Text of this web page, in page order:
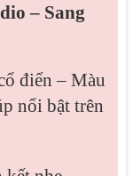
– Sang
điển – Màu
nổi bật trên